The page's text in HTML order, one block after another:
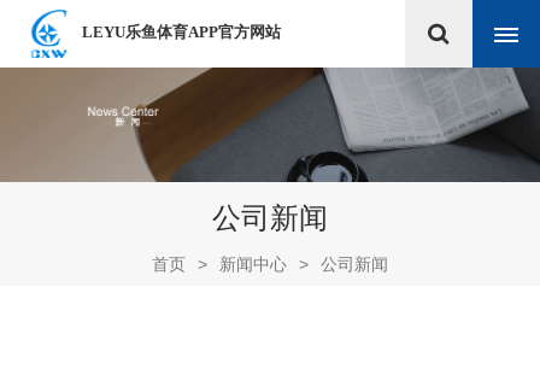
LEYU乐鱼体育APP官方网站
公司新闻
首页 > 新闻中心 > 公司新闻